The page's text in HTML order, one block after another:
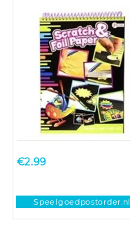
€2.99
Speelgoedpostorder.nl